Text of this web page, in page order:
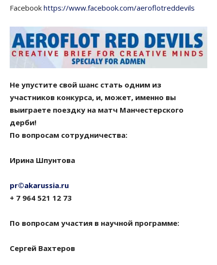
Facebook https://www.facebook.com/aeroflotreddevils
Не упустите свой шанс стать одним из
участников конкурса, и, может, именно вы
выиграете поездку на матч Манчестерского
дерби!
По вопросам сотрудничества:
Ирина Шпунтова
pr©akarussia.ru
+ 7 964 521 12 73
По вопросам участия в научной программе:
Сергей Вахтеров